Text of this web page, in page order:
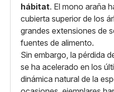
hábitat. El mono araña
cubierta superior de los
grandes extensiones de
fuentes de alimento.
Sin embargo, la pérdida
se ha acelerado en los
dinámica natural de la